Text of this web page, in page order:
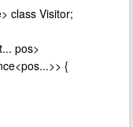
class Visitor;
pos>
{